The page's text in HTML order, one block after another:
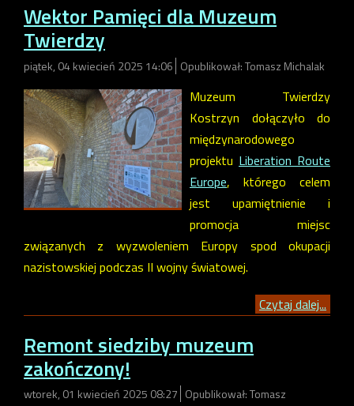
Wektor Pamięci dla Muzeum
Twierdzy
piątek, 04 kwiecień 2025 14:06 Opublikował: Tomasz Michalak
Muzeum Twierdzy
Kostrzyn dołączyło do
międzynarodowego
projektu Liberation Route
Europe, którego celem
jest upamiętnienie i
promocja miejsc
związanych z wyzwoleniem Europy spod okupacji
nazistowskiej podczas II wojny światowej.
Czytaj dalej...
Remont siedziby muzeum
zakończony!
wtorek, 01 kwiecień 2025 08:27 Opublikował: Tomasz